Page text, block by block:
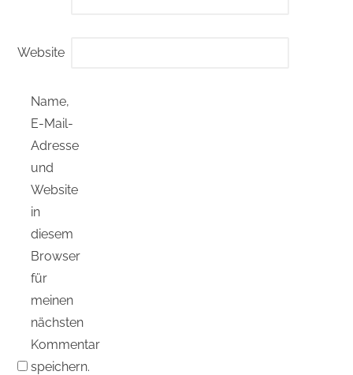
Website
Name,
E-Mail-
Adresse
und
Website
in
diesem
Browser
für
meinen
nächsten
Kommentar
speichern.